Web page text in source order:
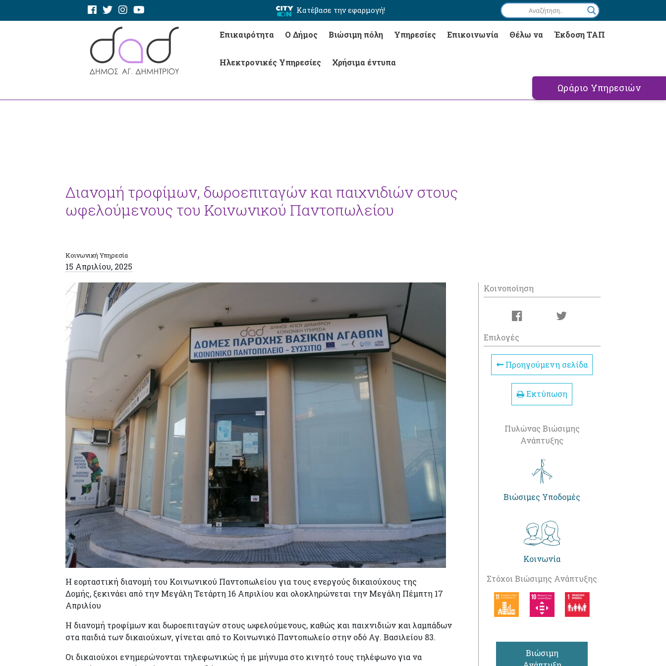
Κατέβασε την εφαρμογή!
Επικαιρότητα Ο Δήμος Βιώσιμη πόλη Υπηρεσίες Επικοινωνία Θέλω να Έκδοση ΤΑΠ
Ηλεκτρονικές Υπηρεσίες Χρήσιμα έντυπα
Ωράριο Υπηρεσιών
Διανομή τροφίμων, δωροεπιταγών και παιχνιδιών στους
ωφελούμενους του Κοινωνικού Παντοπωλείου
Κοινωνική Υπηρεσία
15 Απριλίου, 2025
Η εορταστική διανομή του Κοινωνικού Παντοπωλείου για τους ενεργούς δικαιούχους της
Δομής, ξεκινάει από την Μεγάλη Τετάρτη 16 Απριλίου και ολοκληρώνεται την Μεγάλη Πέμπτη 17
Απριλίου
Η διανομή τροφίμων και δωροεπιταγών στους ωφελούμενους, καθώς και παιχνιδιών και λαμπάδων
στα παιδιά των δικαιούχων, γίνεται από το Κοινωνικό Παντοπωλείο στην οδό Αγ. Βασιλείου 83.
Οι δικαιούχοι ενημερώνονται τηλεφωνικώς ή με μήνυμα στο κινητό τους τηλέφωνο για να
Κοινοποίηση
Επιλογές
Προηγούμενη σελίδα
Εκτύπωση
Πυλώνας Βιώσιμης
Ανάπτυξης
Βιώσιμες Υποδομές
Κοινωνία
Στόχοι Βιώσιμης Ανάπτυξης
Βιώσιμη